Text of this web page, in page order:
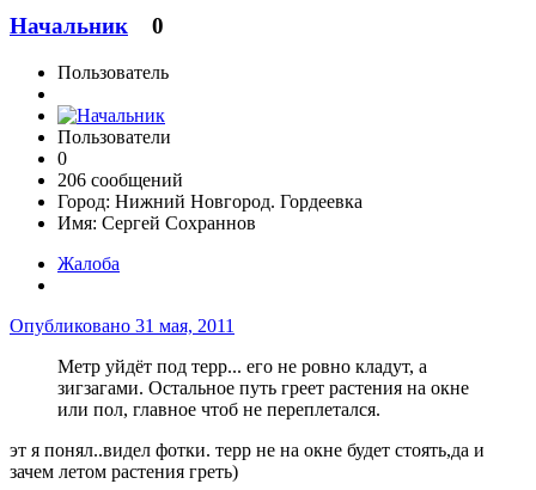
Начальник 0
Пользователь
Пользователи
0
206 сообщений
Город: Нижний Новгород. Гордеевка
Имя: Сергей Сохраннов
Жалоба
Опубликовано 31 мая, 2011
Метр уйдёт под терр... его не ровно кладут, а
зигзагами. Остальное путь греет растения на окне
или пол, главное чтоб не переплетался.
эт я понял..видел фотки. терр не на окне будет стоять,да и
зачем летом растения греть)